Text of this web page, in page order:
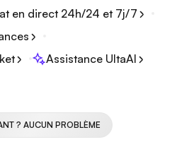
en direct 24h/24 et 7j/7
Assistance UltaAI
? AUCUN PROBLÈME